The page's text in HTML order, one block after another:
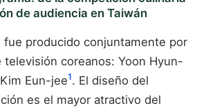
de audiencia en Taiwán
fue producido conjuntamente por
coreanos: Yoon Hyun-
Eun-jee1. El diseño del
es el mayor atractivo del